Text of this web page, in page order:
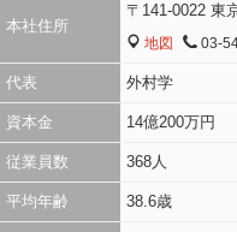
本社住所
〒141-0022 東
MAP
地図 TEL
03-
代表 外村学
資本金 14億200万円
従業員数 368人
平均年齢 38.6歳